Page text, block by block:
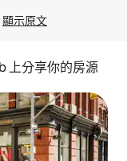
顯示原文
上分享你的房源